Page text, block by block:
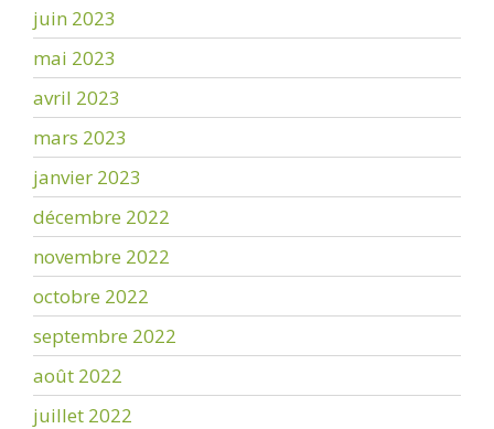
juin 2023
mai 2023
avril 2023
mars 2023
janvier 2023
décembre 2022
novembre 2022
octobre 2022
septembre 2022
août 2022
juillet 2022